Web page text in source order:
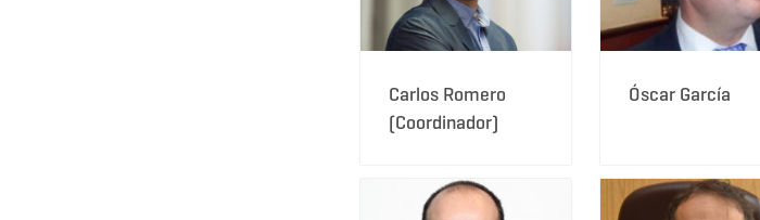
Carlos Romero
(Coordinador)
Óscar García